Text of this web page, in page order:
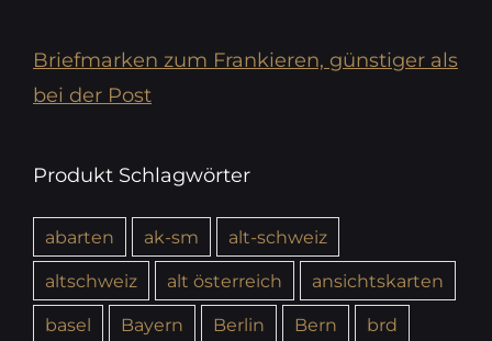
Briefmarken zum Frankieren, günstiger als
bei der Post
Produkt Schlagwörter
abarten ak-sm
alt-schweiz
altschweiz
alt österreich
ansichtskarten
basel
Bayern Berlin Bern
brd